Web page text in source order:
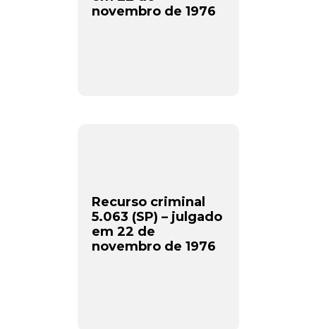
novembro de 1976
Recurso criminal
5.063 (SP) – julgado
em 22 de
novembro de 1976